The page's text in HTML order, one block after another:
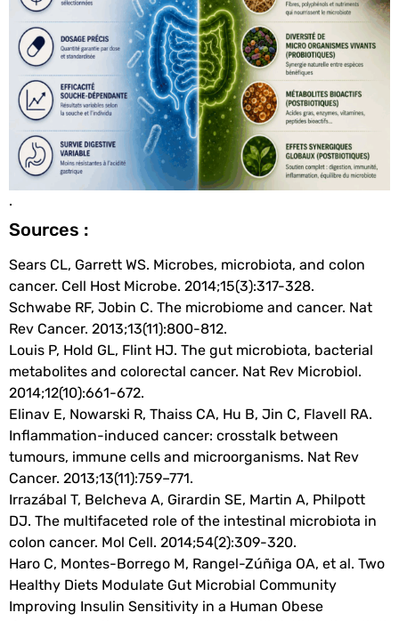
.
Sources :
Sears CL, Garrett WS. Microbes, microbiota, and colon
cancer. Cell Host Microbe. 2014;15(3):317-328.
Schwabe RF, Jobin C. The microbiome and cancer. Nat
Rev Cancer. 2013;13(11):800-812.
Louis P, Hold GL, Flint HJ. The gut microbiota, bacterial
metabolites and colorectal cancer. Nat Rev Microbiol.
2014;12(10):661-672.
Elinav E, Nowarski R, Thaiss CA, Hu B, Jin C, Flavell RA.
Inflammation-induced cancer: crosstalk between
tumours, immune cells and microorganisms. Nat Rev
Cancer. 2013;13(11):759–771.
Irrazábal T, Belcheva A, Girardin SE, Martin A, Philpott
DJ. The multifaceted role of the intestinal microbiota in
colon cancer. Mol Cell. 2014;54(2):309-320.
Haro C, Montes-Borrego M, Rangel-Zúñiga OA, et al. Two
Healthy Diets Modulate Gut Microbial Community
Improving Insulin Sensitivity in a Human Obese